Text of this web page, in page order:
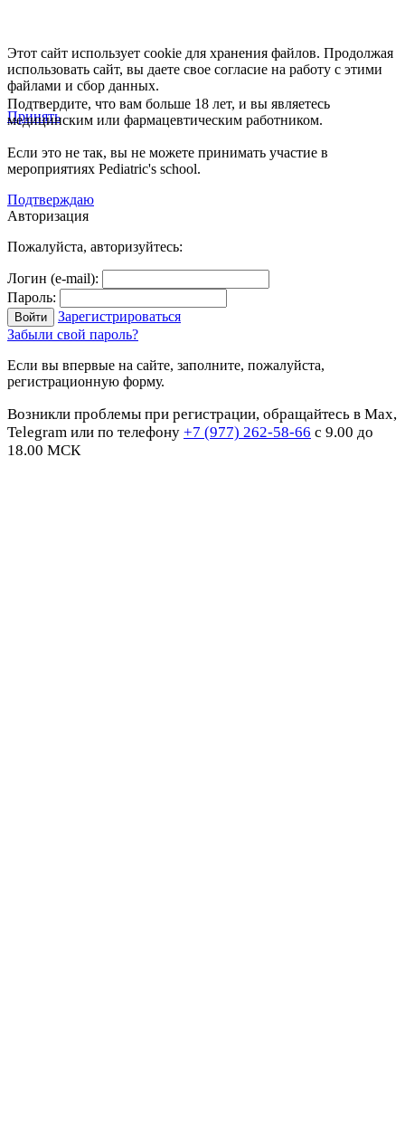
Этот сайт использует cookie для хранения файлов. Продолжая
использовать сайт, вы даете свое согласие на работу с этими
файлами и сбор данных.
Принять
Подтвердите, что вам больше 18 лет, и вы являетесь
медицинским или фармацевтическим работником.
Если это не так, вы не можете принимать участие в
мероприятиях Pediatric's school.
Подтверждаю
Авторизация
Пожалуйста, авторизуйтесь:
Логин (e-mail):
Пароль:
Зарегистрироваться
Забыли свой пароль?
Если вы впервые на сайте, заполните, пожалуйста,
регистрационную форму.
Возникли проблемы при регистрации, обращайтесь в Max,
Telegram или по телефону +7 (977) 262-58-66 с 9.00 до
18.00 МСК